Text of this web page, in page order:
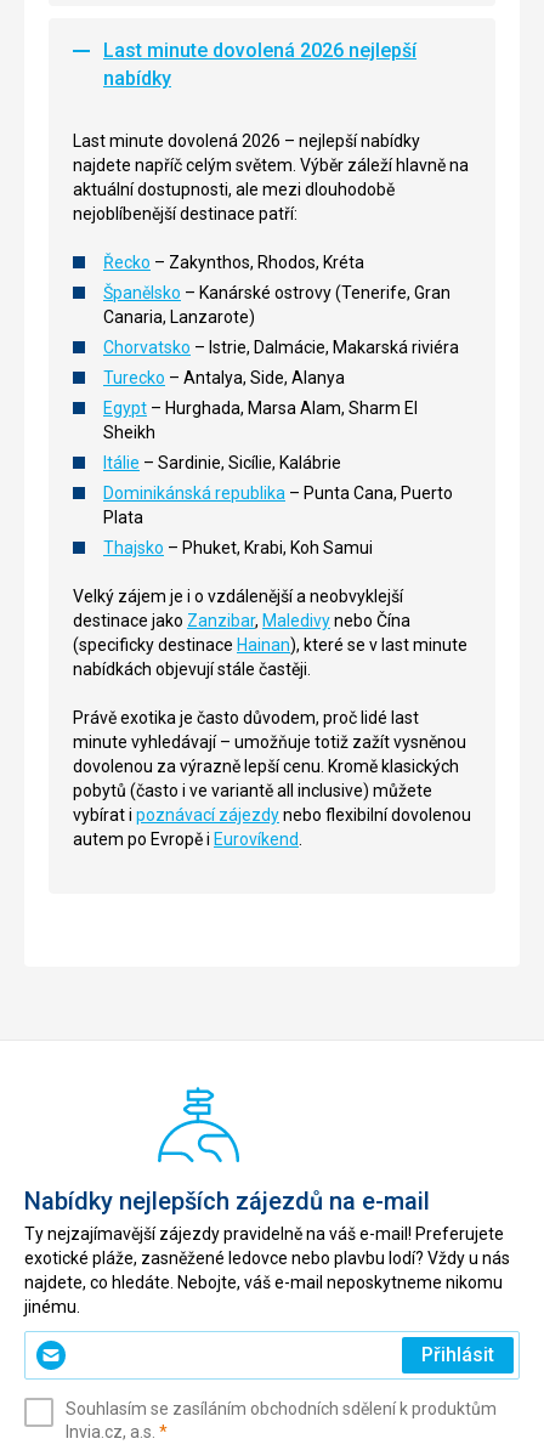
Last minute dovolená 2026 nejlepší
nabídky
Last minute dovolená 2026 – nejlepší nabídky
najdete napříč celým světem. Výběr záleží hlavně na
aktuální dostupnosti, ale mezi dlouhodobě
nejoblíbenější destinace patří:
Řecko – Zakynthos, Rhodos, Kréta
Španělsko – Kanárské ostrovy (Tenerife, Gran
Canaria, Lanzarote)
Chorvatsko – Istrie, Dalmácie, Makarská riviéra
Turecko – Antalya, Side, Alanya
Egypt – Hurghada, Marsa Alam, Sharm El
Sheikh
Itálie – Sardinie, Sicílie, Kalábrie
Dominikánská republika – Punta Cana, Puerto
Plata
Thajsko – Phuket, Krabi, Koh Samui
Velký zájem je i o vzdálenější a neobvyklejší
destinace jako Zanzibar, Maledivynebo Čína
(specificky destinace Hainan), které se v last minute
nabídkách objevují stále častěji.
Právě exotika je často důvodem, proč lidé last
minute vyhledávají – umožňuje totiž zažít vysněnou
dovolenou za výrazně lepší cenu. Kromě klasických
pobytů (často i ve variantě all inclusive) můžete
vybírat i poznávací zájezdynebo flexibilní dovolenou
autem po Evropě i Eurovíkend.
Nabídky nejlepších zájezdů na e-mail
Ty nejzajímavější zájezdy pravidelně na váš e-mail! Preferujete
exotické pláže, zasněžené ledovce nebo plavbu lodí? Vždy u nás
najdete, co hledáte. Nebojte, váš e-mail neposkytneme nikomu
jinému.
Zadejte
svůj
(povinné)
Přihlásit
Souhlasím se zasíláním obchodních sdělení k produktům
Invia.cz, a.s. *(povinné)